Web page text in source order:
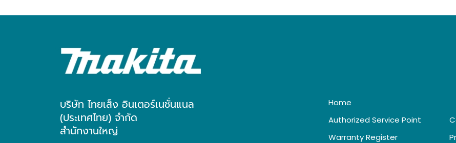
บริษัท ไทยเส็ง อินเตอร์เนชั่นแนล
(ประเทศไทย) จำกัด
สำนักงานใหญ่
Home
Authorized Service Point
Warranty Register